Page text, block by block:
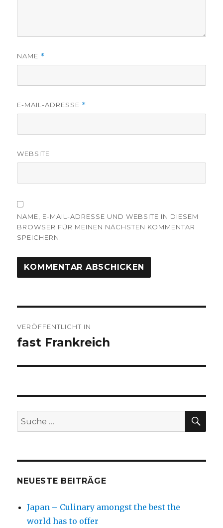
NAME *
E-MAIL-ADRESSE *
WEBSITE
NAME, E-MAIL-ADRESSE UND WEBSITE IN DIESEM
BROWSER FÜR MEINEN NÄCHSTEN KOMMENTAR
SPEICHERN.
VERÖFFENTLICHT IN
fast Frankreich
Suche
nach:
NEUESTE BEITRÄGE
Japan – Culinary amongst the best the
world has to offer